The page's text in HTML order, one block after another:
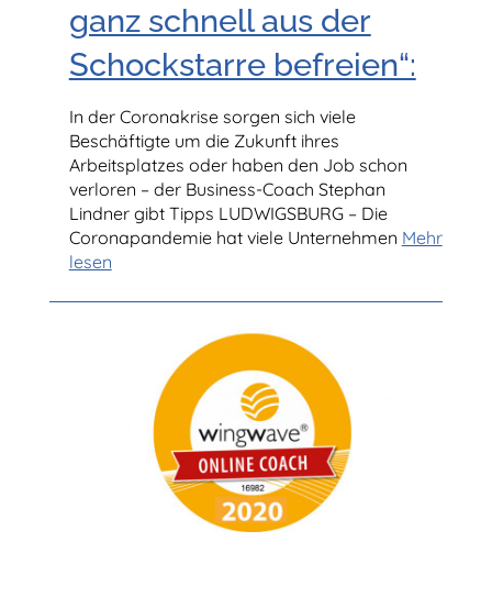
ganz schnell aus der
Schockstarre befreien“:
In der Coronakrise sorgen sich viele
Beschäftigte um die Zukunft ihres
Arbeitsplatzes oder haben den Job schon
verloren – der Business-Coach Stephan
Lindner gibt Tipps LUDWIGSBURG – Die
Coronapandemie hat viele Unternehmen Mehr
lesen